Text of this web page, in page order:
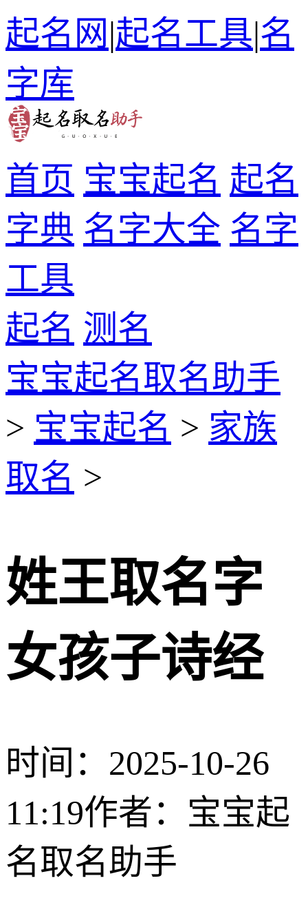
起名网|起名工具|名
字库
首页 宝宝起名 起名
字典 名字大全 名字
工具
起名 测名
宝宝起名取名助手
> 宝宝起名 > 家族
取名 >
姓王取名字
女孩子诗经
时间：2025-10-26
11:19作者：宝宝起
名取名助手